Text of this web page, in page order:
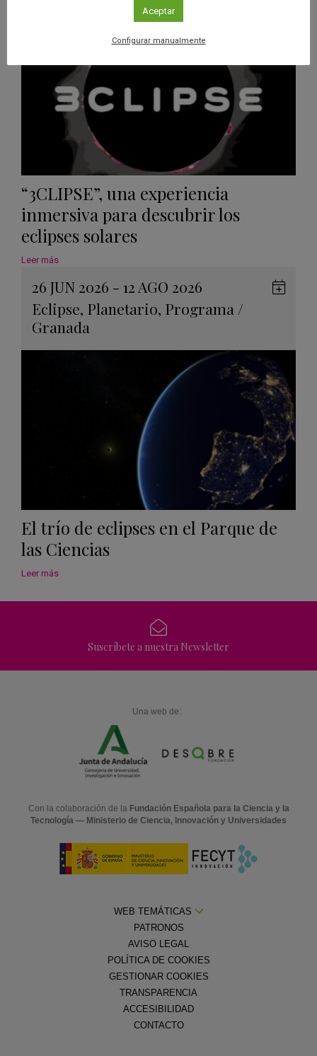
“3CLIPSE”, una experiencia
inmersiva para descubrir los
eclipses solares
Leer más
26 JUN 2026 - 12 AGO 2026
Eclipse, Planetario, Programa /
Granada
El trío de eclipses en el Parque de
las Ciencias
Leer más
Suscríbete a nuestra Newsletter
Una web de:
Con la colaboración de la Fundación Española para la Ciencia y la
Tecnología — Ministerio de Ciencia, Innovación y Universidades
WEB TEMÁTICAS
PATRONOS
AVISO LEGAL
POLÍTICA DE COOKIES
GESTIONAR COOKIES
TRANSPARENCIA
ACCESIBILIDAD
CONTACTO
Aceptar
Configurar manualmente